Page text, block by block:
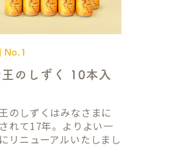
No.1
王のしずく 10本入
のしずくはみなさまに
れて17年。よりよい一
リニューアルいたしまし